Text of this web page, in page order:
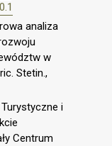
analiza
w
Stetin.,
i
Centrum